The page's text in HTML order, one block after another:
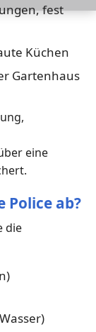
fest
Küchen
Gartenhaus
eine
Police ab?
die